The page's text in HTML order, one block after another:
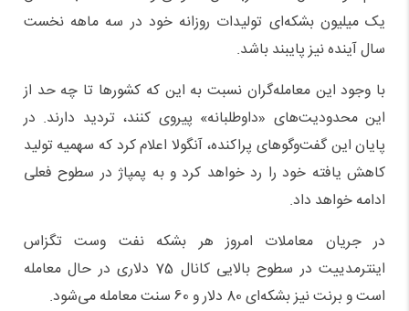
یک میلیون بشکه‌ای تولیدات روزانه خود در سه ماهه نخست
سال آینده نیز پایبند باشد.
با وجود این معامله‌گران نسبت به این که کشورها تا چه حد از
این محدودیت‌های «داوطلبانه» پیروی کنند، تردید دارند. در
پایان این گفت‌وگوهای پراکنده، آنگولا اعلام کرد که سهمیه تولید
کاهش یافته خود را رد خواهد کرد و به پمپاژ در سطوح فعلی
ادامه خواهد داد.
در جریان معاملات امروز هر بشکه نفت وست تگزاس
اینترمدییت در سطوح بالایی کانال 75 دلاری در حال معامله
است و برنت نیز بشکه‌ای 80 دلار و 60 سنت معامله می‌شود.